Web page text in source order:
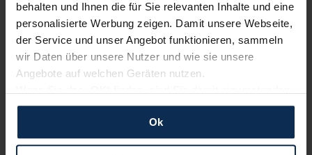
behalten und Ihnen die für Sie relevanten Inhalte und eine
personalisierte Werbung zeigen. Damit unsere Webseite,
der Service und unser Angebot funktionieren, sammeln
wir Daten über unsere Nutzer und wie sie unsere
Angebote auf welchen Geräten nutzen.
und erlauben uns Cookies für unseren Service zu
verwenden und diese Daten an Dritte weiterzugeben,
etwa an unsere Marketingpartner. Falls Sie dem nicht
Ok
Sehen Sie sich unsere Bewertungen an: